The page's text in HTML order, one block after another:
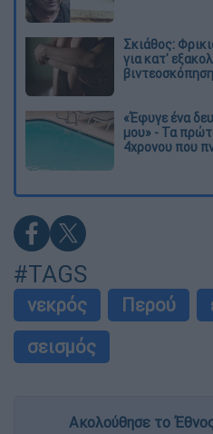
Σκιάθος:
για κατ'
«Έφυγε ένα
μου» - Τα
4χρονου που
#TAGS
νεκρός Περού
σεισμός
Ακολούθησε το